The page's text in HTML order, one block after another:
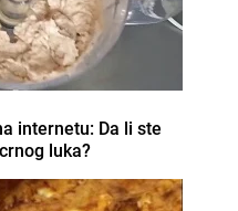
internetu: Da li ste
luka?